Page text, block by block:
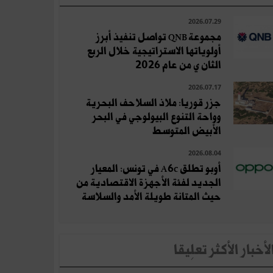
2026.07.29
مجموعة QNB تواصل تنفيذ أبرز
أولوياتها الاستراتيجية خلال الربع
الثان ي من عام 2026
2026.07.17
جزر قوريا: ملاذ السلاحف البحرية
وواحة التنوع البيولوجي في البحر
الأبيض المتوسط
2026.08.04
أوبو تطلق A6c في تونس: المعيار
الجديد لفئة الأجهزة الاقتصادية من
حيث المتانة طويلة الأمد والسلاسة
الأكثر تعلِيقا